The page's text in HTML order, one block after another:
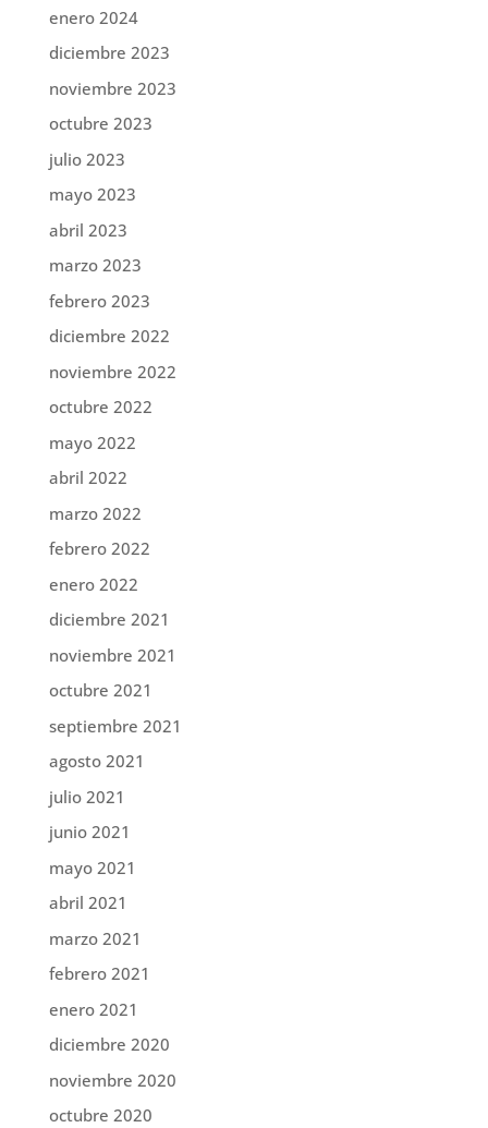
enero 2024
diciembre 2023
noviembre 2023
octubre 2023
julio 2023
mayo 2023
abril 2023
marzo 2023
febrero 2023
diciembre 2022
noviembre 2022
octubre 2022
mayo 2022
abril 2022
marzo 2022
febrero 2022
enero 2022
diciembre 2021
noviembre 2021
octubre 2021
septiembre 2021
agosto 2021
julio 2021
junio 2021
mayo 2021
abril 2021
marzo 2021
febrero 2021
enero 2021
diciembre 2020
noviembre 2020
octubre 2020